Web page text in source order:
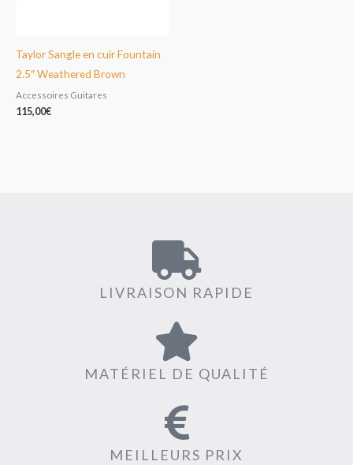
Taylor Sangle en cuir Fountain
2.5″ Weathered Brown
Accessoires Guitares
115,00€
LIVRAISON RAPIDE
MATÉRIEL DE QUALITÉ
MEILLEURS PRIX